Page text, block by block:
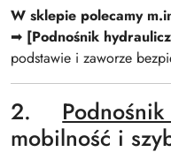
W sklepie polecamy
➡ [Podnośnik
podstawie i zaworze
2.
mobilność i